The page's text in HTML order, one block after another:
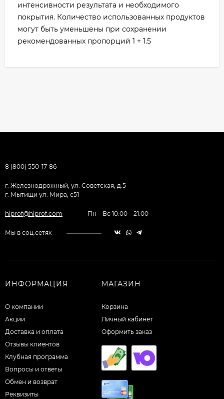
интенсивности результата и необходимого
покрытия. Количество использованных продуктов
могут быть уменьшены при сохранении
рекомендованных пропорций 1 + 1.5
8 (800) 550-17-86
г. Железнодрожный, ул. Советская, д.5
г. Мытищи ул. Мира, с51
hlprof@hlprof.com Пн—Вс 10:00 – 21:00
Мы в соц.сетях
ИНФОРМАЦИЯ
О компании
Акции
Доставка и оплата
Отзывы клиентов
Клубная программа
Вопросы и ответы
Обмен и возврат
Реквизиты
МАГАЗИН
Корзина
Личный кабинет
Оформить заказ